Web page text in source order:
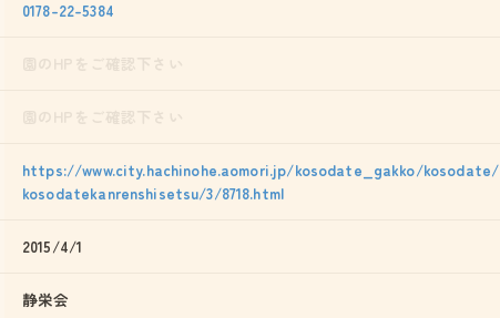
0178-22-5384
https://www.city.hachinohe.aomori.jp/kosodate_gakko/kosodate/
kosodatekanrenshisetsu/3/8718.html
2015/4/1
静栄会